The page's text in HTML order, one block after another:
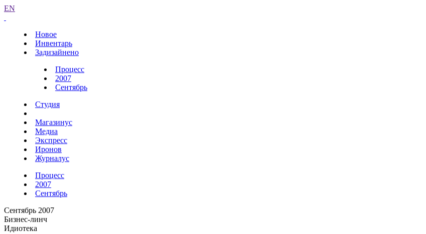
EN
Новое
Инвентарь
Задизайнено
Процесс
2007
Сентябрь
Студия
Магазинус
Медиа
Экспресс
Иронов
Журналус
Процесс
2007
Сентябрь
Сентябрь 2007
Бизнес-линч
Идиотека